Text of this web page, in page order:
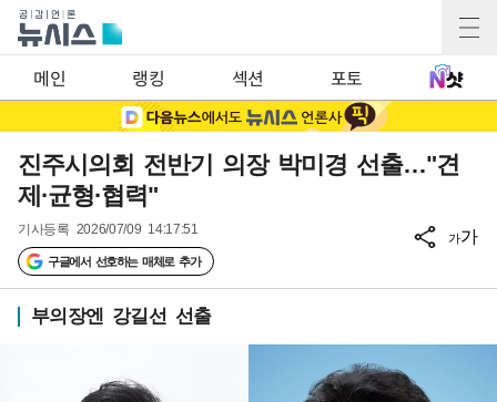
메인 랭킹 섹션 포토
진주시의회 전반기 의장 박미경 선출…"견
제·균형·협력"
기사등록 2026/07/09 14:17:51
구글에서 선호하는 매체로 추가
가가
부의장엔 강길선 선출